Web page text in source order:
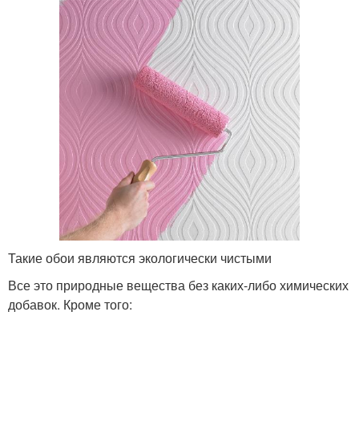
Такие обои являются экологически чистыми
Все это природные вещества без каких-либо химических
добавок. Кроме того: